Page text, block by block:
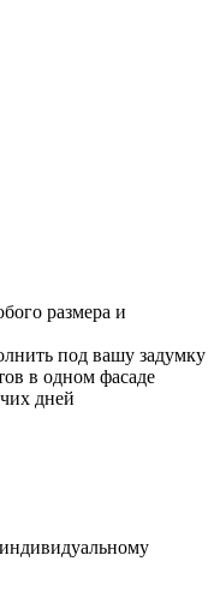
размера и
под вашу задумку
в одном фасаде
дней